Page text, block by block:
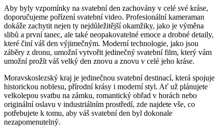
Aby byly vzpomínky na svatební den zachovány v celé své kráse,
doporučujeme pořízení svatební video. Profesionální kameraman
dokáže zachytit nejen ty nejdůležitější okamžiky, jako je výměna
slibů a první tanec, ale také neopakovatelné emoce a drobné detaily,
které činí váš den výjimečným. Moderní technologie, jako jsou
záběry z dronu, umožní vytvořit jedinečný svatební film, který vám
umožní prožít váš velký den znovu a znovu v celé jeho kráse.
Moravskoslezský kraj je jedinečnou svatební destinací, která spojuje
historickou noblesu, přírodní krásy i moderní styl. Ať už plánujete
velkolepou svatbu na zámku, romantický obřad v horách nebo
originální oslavu v industriálním prostředí, zde najdete vše, co
potřebujete k tomu, aby váš svatební den byl dokonale
nezapomenutelný.